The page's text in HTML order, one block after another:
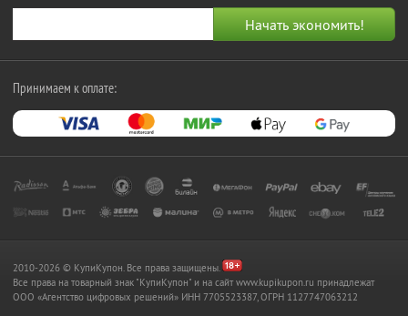
Принимаем к оплате:
2010-2026 © КупиКупон. Все права защищены.
Все права на товарный знак "КупиКупон" и на сайт www.kupikupon.ru принадлежат
OOO «Агентство цифровых решений» ИНН 7705523387, ОГРН 1127747063212